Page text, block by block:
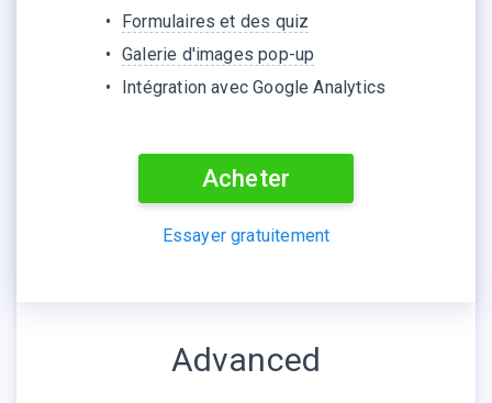
Formulaires et des quiz
Galerie d'images pop-up
Intégration avec Google Analytics
Acheter
Essayer gratuitement
Advanced